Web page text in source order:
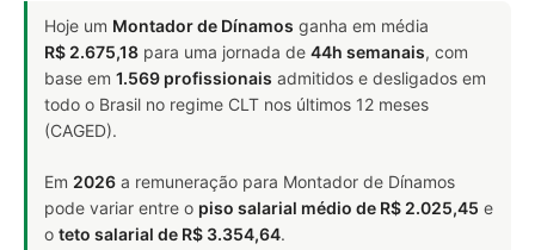
Hoje um Montador de Dínamos ganha em média
R$ 2.675,18 para uma jornada de 44h semanais, com
base em 1.569 profissionais admitidos e desligados em
todo o Brasil no regime CLT nos últimos 12 meses
(CAGED).
Em 2026 a remuneração para Montador de Dínamos
pode variar entre o piso salarial médio de R$ 2.025,45 e
o teto salarial de R$ 3.354,64.